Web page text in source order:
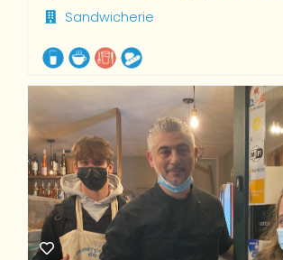
Sandwicherie